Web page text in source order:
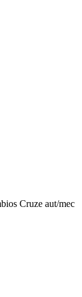
Cruze aut/mec